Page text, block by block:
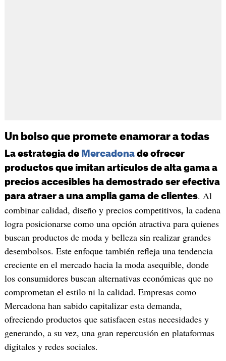
Un bolso que promete enamorar a todas
La estrategia de Mercadonade ofrecer
productos que imitan artículos de alta gama a
precios accesibles ha demostrado ser efectiva
para atraer a una amplia gama de clientes. Al
combinar calidad, diseño y precios competitivos, la cadena
logra posicionarse como una opción atractiva para quienes
buscan productos de moda y belleza sin realizar grandes
desembolsos.​ Este enfoque también refleja una tendencia
creciente en el mercado hacia la moda asequible, donde
los consumidores buscan alternativas económicas que no
comprometan el estilo ni la calidad. Empresas como
Mercadona han sabido capitalizar esta demanda,
ofreciendo productos que satisfacen estas necesidades y
generando, a su vez, una gran repercusión en plataformas
digitales y redes sociales.